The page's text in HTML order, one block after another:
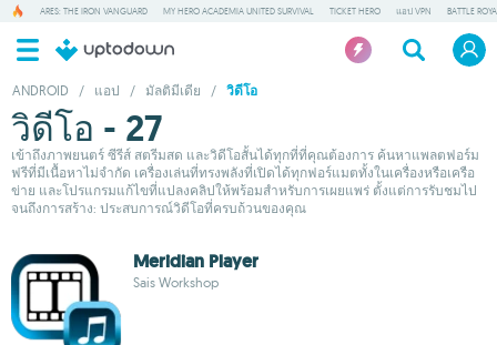
ARES: THE IRON VANGUARD MY HERO ACADEMIA UNITED SURVIVAL TICKET HERO แอป VPN BATTLE
ANDROID / แอป / มัลติมีเดีย / วิดีโอ
วิดีโอ - 27
เข้าถึงภาพยนตร์ ซีรีส์ สตรีมสด และวิดีโอสั้นได้ทุกที่ที่คุณต้องการ ค้นหาแพลตฟอร์ม
ฟรีที่มีเนื้อหาไม่จำกัด เครื่องเล่นที่ทรงพลังที่เปิดได้ทุกฟอร์แมตทั้งในเครื่องหรือเครือ
ข่าย และโปรแกรมแก้ไขที่แปลงคลิปให้พร้อมสำหรับการเผยแพร่ ตั้งแต่การรับชมไป
จนถึงการสร้าง: ประสบการณ์วิดีโอที่ครบถ้วนของคุณ
Meridian Player
Sais Workshop